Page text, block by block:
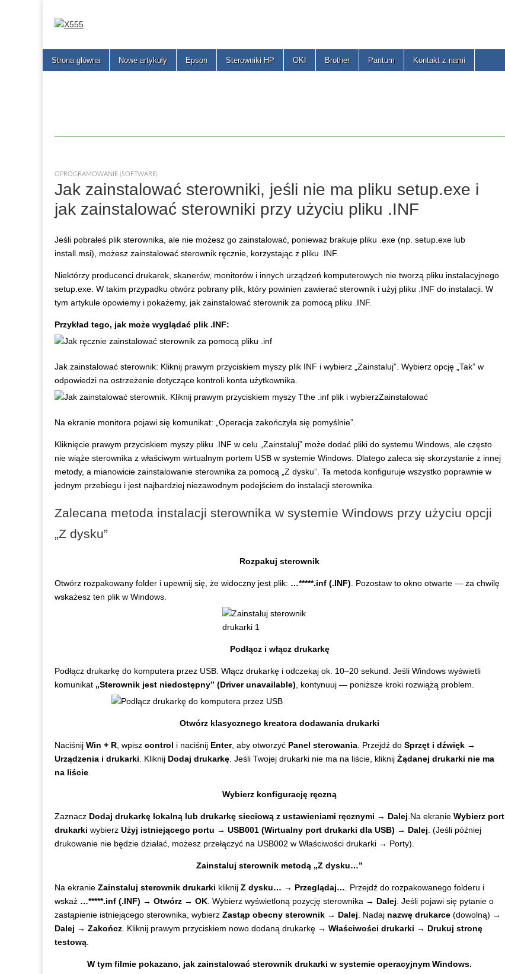
X555
Main
Skip
Strona główna Nowe artykuły Epson Sterowniki HP OKI Brother Pantum Kontakt z nami
OPROGRAMOWANIE (SOFTWARE)
Jak zainstalować sterowniki, jeśli nie ma pliku setup.exe i
jak zainstalować sterowniki przy użyciu pliku .INF
Jeśli pobrałeś plik sterownika, ale nie możesz go zainstalować, ponieważ brakuje pliku .exe (np. setup.exe lub
install.msi), możesz zainstalować sterownik ręcznie, korzystając z pliku .INF.
Niektórzy producenci drukarek, skanerów, monitorów i innych urządzeń komputerowych nie tworzą pliku instalacyjnego
setup.exe. W takim przypadku otwórz pobrany plik, który powinien zawierać sterownik i użyj pliku .INF do instalacji. W
tym artykule opowiemy i pokażemy, jak zainstalować sterownik za pomocą pliku .INF.
Przykład tego, jak może wyglądać plik .INF:
Jak zainstalować sterownik: Kliknij prawym przyciskiem myszy plik INF i wybierz „Zainstaluj”. Wybierz opcję „Tak” w
odpowiedzi na ostrzeżenie dotyczące kontroli konta użytkownika.
Na ekranie monitora pojawi się komunikat: „Operacja zakończyła się pomyślnie”.
Kliknięcie prawym przyciskiem myszy pliku .INF w celu „Zainstaluj” może dodać pliki do systemu Windows, ale często
nie wiąże sterownika z właściwym wirtualnym portem USB w systemie Windows. Dlatego zaleca się skorzystanie z innej
metody, a mianowicie zainstalowanie sterownika za pomocą „Z dysku”. Ta metoda konfiguruje wszystko poprawnie w
jednym przebiegu i jest najbardziej niezawodnym podejściem do instalacji sterownika.
Zalecana metoda instalacji sterownika w systemie Windows przy użyciu opcji
„Z dysku”
Rozpakuj sterownik
Otwórz rozpakowany folder i upewnij się, że widoczny jest plik: …*****.inf (.INF) . Pozostaw to okno otwarte — za chwilę
wskażesz ten plik w Windows.
Podłącz i włącz drukarkę
Podłącz drukarkę do komputera przez USB. Włącz drukarkę i odczekaj ok. 10–20 sekund. Jeśli Windows wyświetli
komunikat „Sterownik jest niedostępny” (Driver unavailable) , kontynuuj — poniższe kroki rozwiążą problem.
Otwórz klasycznego kreatora dodawania drukarki
Naciśnij Win + R , wpisz control i naciśnij Enter, aby otworzyć Panel sterowania . Przejdź do Sprzęt i dźwięk →
Urządzenia i drukarki . Kliknij Dodaj drukarkę . Jeśli Twojej drukarki nie ma na liście, kliknij Żądanej drukarki nie ma
na liście
Wybierz konfigurację ręczną
Zaznacz Dodaj drukarkę lokalną lub drukarkę sieciową z ustawieniami ręcznymi → Dalej .Na ekranie Wybierz port
drukarki wybierz Użyj istniejącego portu → USB001 (Wirtualny port drukarki dla USB) → Dalej . (Jeśli później
drukowanie nie będzie działać, możesz przełączyć na USB002 w Właściwości drukarki → Porty).
Zainstaluj sterownik metodą „Z dysku…”
Na ekranie Zainstaluj sterownik drukarki kliknij Z dysku… → Przeglądaj… . Przejdź do rozpakowanego folderu i
wskaż …*****.inf (.INF) → Otwórz → OK . Wybierz wyświetloną pozycję sterownika → Dalej . Jeśli pojawi się pytanie o
zastąpienie istniejącego sterownika, wybierz Zastąp obecny sterownik → Dalej . Nadaj nazwę drukarce (dowolną) →
Dalej → Zakończ . Kliknij prawym przyciskiem nowo dodaną drukarkę → Właściwości drukarki → Drukuj stronę
testową
W tym filmie pokazano, jak zainstalować sterownik drukarki w systemie operacyjnym Windows.